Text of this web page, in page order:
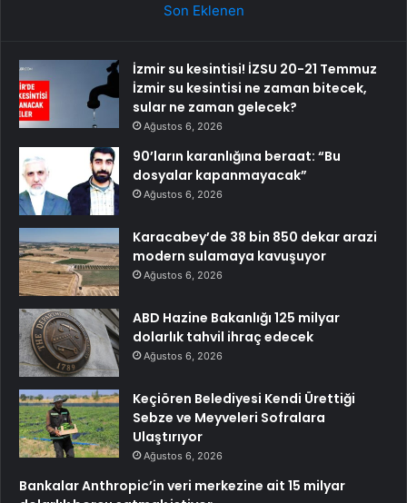
Son Eklenen
İzmir su kesintisi! İZSU 20-21 Temmuz
İzmir su kesintisi ne zaman bitecek,
sular ne zaman gelecek?
Ağustos 6, 2026
90’ların karanlığına beraat: “Bu
dosyalar kapanmayacak”
Ağustos 6, 2026
Karacabey’de 38 bin 850 dekar arazi
modern sulamaya kavuşuyor
Ağustos 6, 2026
ABD Hazine Bakanlığı 125 milyar
dolarlık tahvil ihraç edecek
Ağustos 6, 2026
Keçiören Belediyesi Kendi Ürettiği
Sebze ve Meyveleri Sofralara
Ulaştırıyor
Ağustos 6, 2026
Bankalar Anthropic’in veri merkezine ait 15 milyar